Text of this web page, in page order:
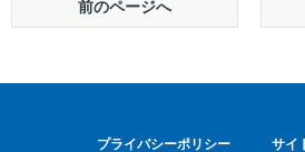
前のページへ
プライバシーポリシー サイ